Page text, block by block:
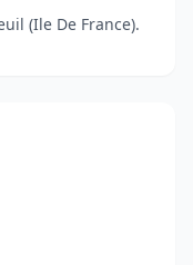
(Ile De France).